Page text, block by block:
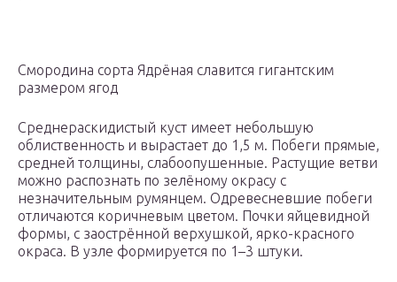
Смородина сорта Ядрёная славится гигантским
размером ягод
Среднераскидистый куст имеет небольшую
облиственность и вырастает до 1,5 м. Побеги прямые,
средней толщины, слабоопушенные. Растущие ветви
можно распознать по зелёному окрасу с
незначительным румянцем. Одревесневшие побеги
отличаются коричневым цветом. Почки яйцевидной
формы, с заострённой верхушкой, ярко-красного
окраса. В узле формируется по 1–3 штуки.